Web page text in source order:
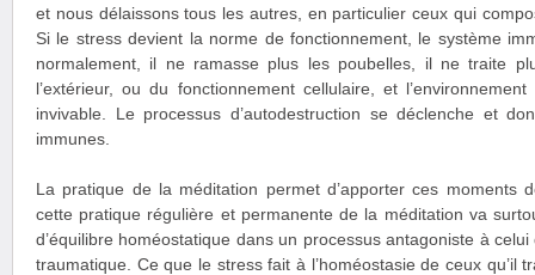
et nous délaissons tous les autres, en particulier ceux qui
Si le stress devient la norme de fonctionnement, le système
normalement, il ne ramasse plus les poubelles, il ne traite
l’extérieur, ou du fonctionnement cellulaire, et
invivable. Le processus d’autodestruction se déclenche et
immunes.
La pratique de la méditation permet d’apporter ces moments
cette pratique régulière et permanente de la méditation va
d’équilibre homéostatique dans un processus antagoniste à
traumatique. Ce que le stress fait à l’homéostasie de ceux qu’il